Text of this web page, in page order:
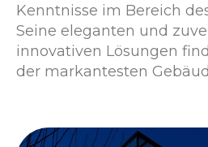
Kenntnisse im Bereich
Seine eleganten und
innovativen Lösungen
der markantesten